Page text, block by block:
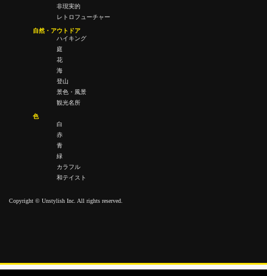
非現実的
レトロフューチャー
自然・アウトドア
ハイキング
庭
花
海
登山
景色・風景
観光名所
色
白
赤
青
緑
カラフル
和テイスト
Copyright © Unstylish Inc. All rights reserved.